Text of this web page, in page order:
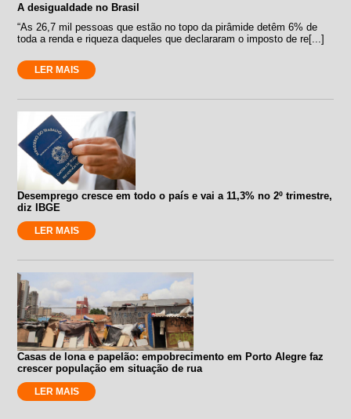
A desigualdade no Brasil
“As 26,7 mil pessoas que estão no topo da pirâmide detêm 6% de
toda a renda e riqueza daqueles que declararam o imposto de re[...]
LER MAIS
Desemprego cresce em todo o país e vai a 11,3% no 2º trimestre,
diz IBGE
LER MAIS
Casas de lona e papelão: empobrecimento em Porto Alegre faz
crescer população em situação de rua
LER MAIS